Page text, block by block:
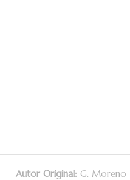
Autor Original: G. Moreno